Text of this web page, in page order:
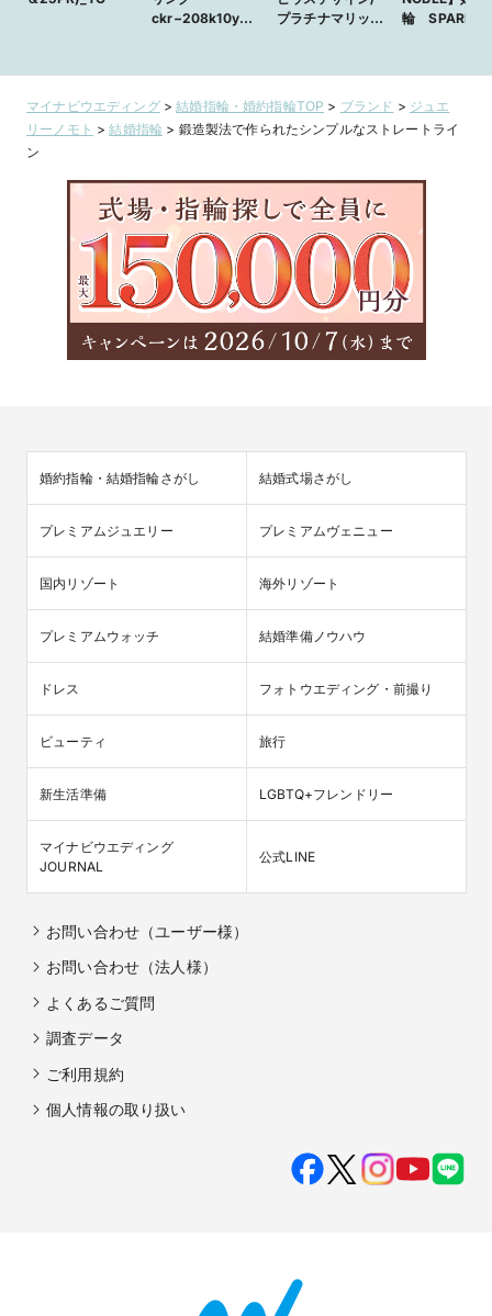
ckr−208k10yg+
プラチナマリッジ
輪 SPARK
マイナビウエディング>結婚指輪・婚約指輪TOP > ブランド > ジュエ
リーノモト >結婚指輪 > 鍛造製法で作られたシンプルなストレートライ
ン
婚約指輪・結婚指輪さがし 結婚式場さがし
プレミアムジュエリー プレミアムヴェニュー
国内リゾート 海外リゾート
プレミアムウォッチ 結婚準備ノウハウ
ドレス フォトウエディング・前撮り
ビューティ 旅行
新生活準備 LGBTQ+フレンドリー
マイナビウエディング
JOURNAL
公式LINE
お問い合わせ（ユーザー様）
お問い合わせ（法人様）
よくあるご質問
調査データ
ご利用規約
個人情報の取り扱い